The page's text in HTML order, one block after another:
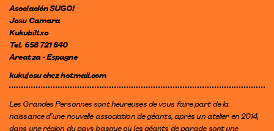
Asociación SUGOI
Josu Camara
Kukubiltxo
Tel. 658 721 840
Areatza - Espagne
kukujosuchezhotmail.com
Les Grandes Personnes sont heureuses de vous faire part de la
naissance d’une nouvelle association de géants, après un atelier en 2014,
dans une région du pays basque où les géants de parade sont une